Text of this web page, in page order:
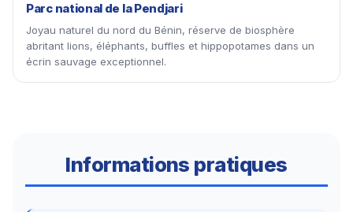
Parc national de la Pendjari
Joyau naturel du nord du Bénin, réserve de biosphère
abritant lions, éléphants, buffles et hippopotames dans un
écrin sauvage exceptionnel.
Informations pratiques